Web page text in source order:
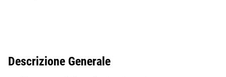
Descrizione Generale